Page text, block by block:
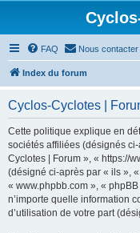
FAQ Nous contacter
Index du forum
Cyclos-Cyclotes |
Cette politique explique en
sociétés affiliées (désignés
Cyclotes | Forum », « https://
(désigné ci-après par « ils »,
« www.phpbb.com », «
n’importe quelle information
d’utilisation de votre part